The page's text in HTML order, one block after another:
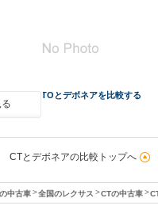
ャランGTOとデボネアを比較する
CTとデボネアの比較トップへ
中古車 全国のレクサス CTの中古車